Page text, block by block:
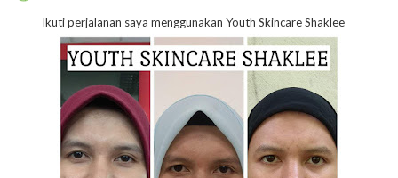
Ikuti perjalanan saya menggunakan Youth Skincare Shaklee